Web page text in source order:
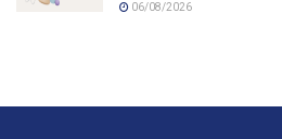
06/08/2026